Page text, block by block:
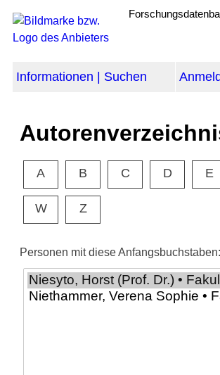
Informationen | Suchen
A B C D E
W Z
Personen mit diese Anfangsbuchstaben: